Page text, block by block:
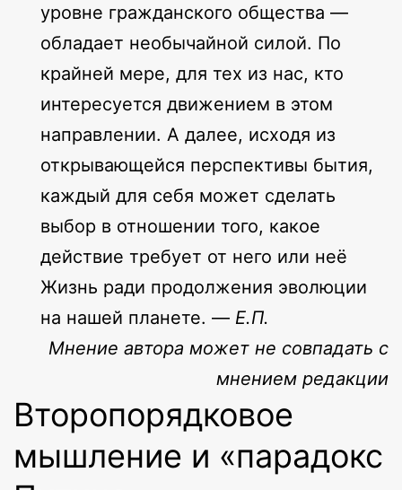
уровне гражданского общества —
обладает необычайной силой. По
крайней мере, для тех из нас, кто
интересуется движением в этом
направлении. А далее, исходя из
открывающейся перспективы бытия,
каждый для себя может сделать
выбор в отношении того, какое
действие требует от него или неё
Жизнь ради продолжения эволюции
на нашей планете. — Е.П.
Мнение автора может не совпадать с
мнением редакции
Второпорядковое
мышление и «парадокс